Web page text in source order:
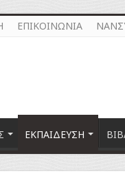
ΕΠΙΚΟΙΝΩΝΙΑ
ΕΚΠΑΙΔΕΥΣΗ